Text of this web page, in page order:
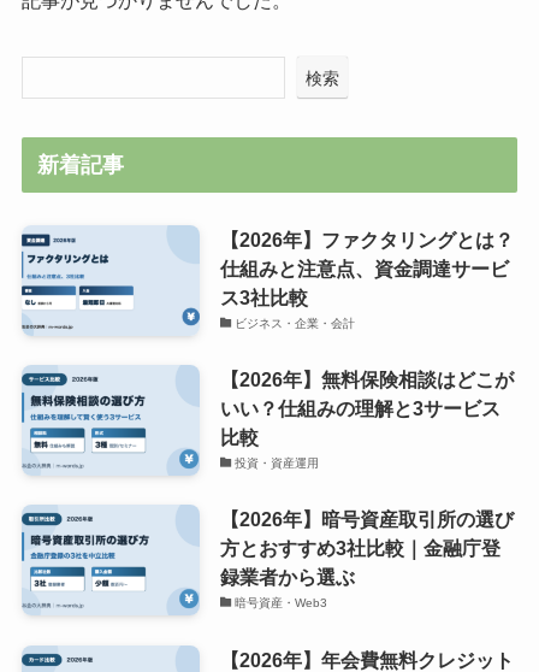
検索
新着記事
【2026年】ファクタリングとは？
仕組みと注意点、資金調達サービ
ス3社比較
ビジネス・企業・会計
【2026年】無料保険相談はどこが
いい？仕組みの理解と3サービス
比較
投資・資産運用
【2026年】暗号資産取引所の選び
方とおすすめ3社比較｜金融庁登
録業者から選ぶ
暗号資産・Web3
【2026年】年会費無料クレジット